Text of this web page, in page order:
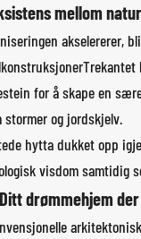
mellom
akselererer,
Trekantet
for å skape en
og jordskjelv.
hytta dukket opp
visdom samtidig
drømmehjem